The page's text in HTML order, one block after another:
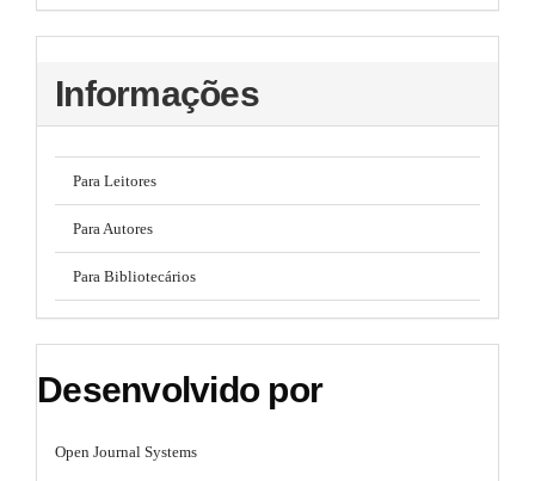
Informações
Para Leitores
Para Autores
Para Bibliotecários
Desenvolvido por
Open Journal Systems